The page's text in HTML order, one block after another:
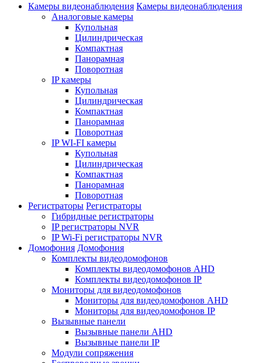
Камеры видеонаблюдения Камеры видеонаблюдения
Аналоговые камеры
Купольная
Цилиндрическая
Компактная
Панорамная
Поворотная
IP камеры
Купольная
Цилиндрическая
Компактная
Панорамная
Поворотная
IP WI-FI камеры
Купольная
Цилиндрическая
Компактная
Панорамная
Поворотная
Регистраторы Регистраторы
Гибридные регистраторы
IP регистраторы NVR
IP Wi-Fi регистраторы NVR
Домофония Домофония
Комплекты видеодомофонов
Комплекты видеодомофонов AHD
Комплекты видеодомофонов IP
Мониторы для видеодомофонов
Мониторы для видеодомофонов AHD
Мониторы для видеодомофонов IP
Вызывные панели
Вызывные панели AHD
Вызывные панели IP
Модули сопряжения